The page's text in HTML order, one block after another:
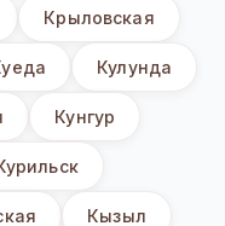
Крыловская
Кулунда
Кунгур
Кызыл